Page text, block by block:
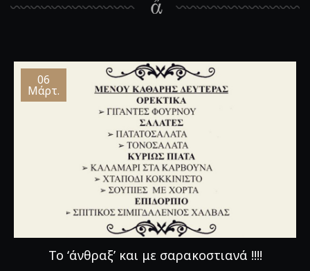
06
Μάρτ.
Το ‘άνθραξ’ και με σαρακοστιανά !!!!